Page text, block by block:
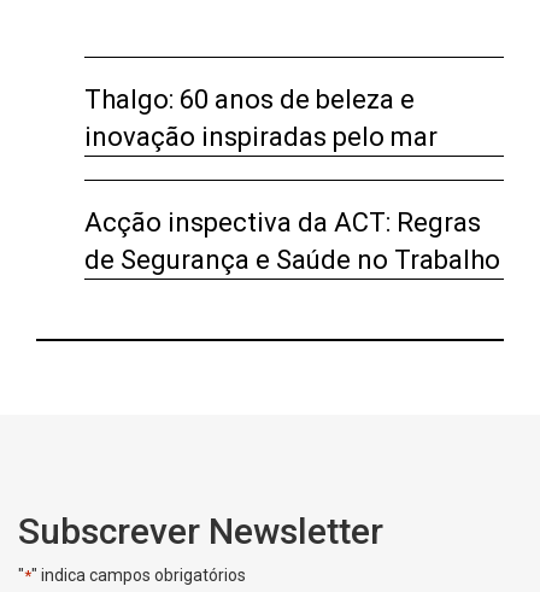
Thalgo: 60 anos de beleza e
inovação inspiradas pelo mar
Acção inspectiva da ACT: Regras
de Segurança e Saúde no Trabalho
Subscrever Newsletter
"*" indica campos obrigatórios